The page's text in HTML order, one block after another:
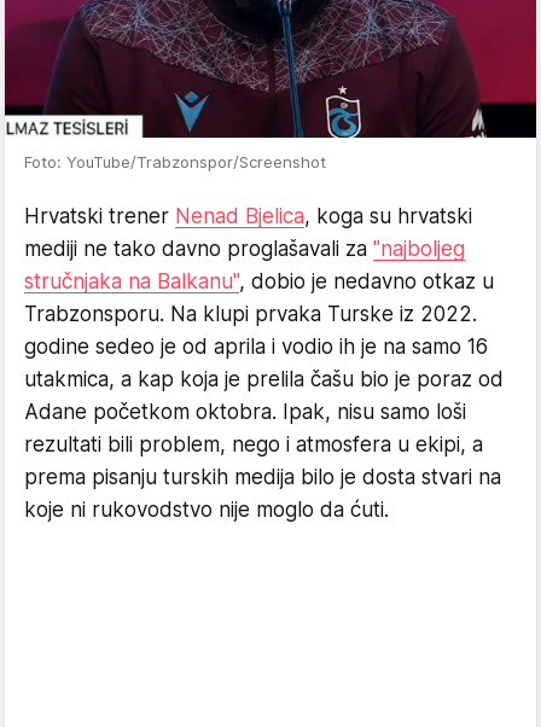
Foto: YouTube/Trabzonspor/Screenshot
Hrvatski trener Nenad Bjelica, koga su hrvatski
mediji ne tako davno proglašavali za "najboljeg
stručnjaka na Balkanu", dobio je nedavno otkaz u
Trabzonsporu. Na klupi prvaka Turske iz 2022.
godine sedeo je od aprila i vodio ih je na samo 16
utakmica, a kap koja je prelila čašu bio je poraz od
Adane početkom oktobra. Ipak, nisu samo loši
rezultati bili problem, nego i atmosfera u ekipi, a
prema pisanju turskih medija bilo je dosta stvari na
koje ni rukovodstvo nije moglo da ćuti.